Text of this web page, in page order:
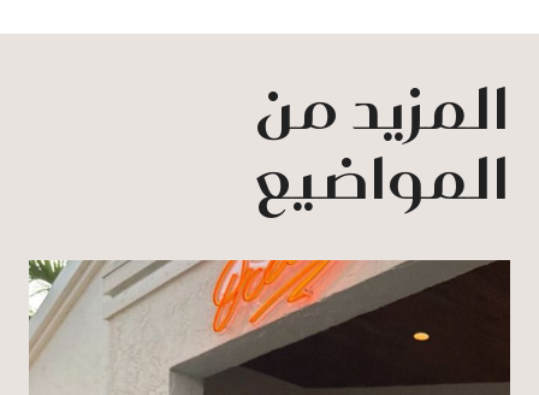
المزيد من
المواضيع